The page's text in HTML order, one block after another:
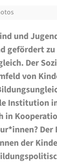
und
gefördert
Der
von
Institution
in
der